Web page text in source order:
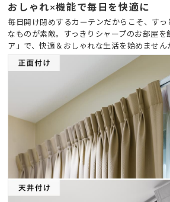
おしゃれ×機能で毎日を快適に
毎日開け閉めするカーテンだからこそ、す
なものが素敵。すっきりシャープのお部屋を
ア」で、快適＆おしゃれな生活を始めません